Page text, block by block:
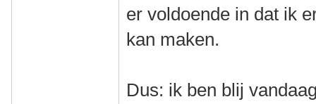
er voldoende in dat ik
kan maken.
Dus: ik ben blij